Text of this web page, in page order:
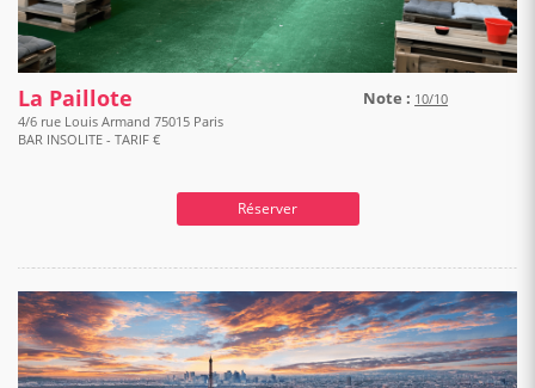
La Paillote Note : 10/10
4/6 rue Louis Armand 75015 Paris
BAR INSOLITE - TARIF €
Réserver